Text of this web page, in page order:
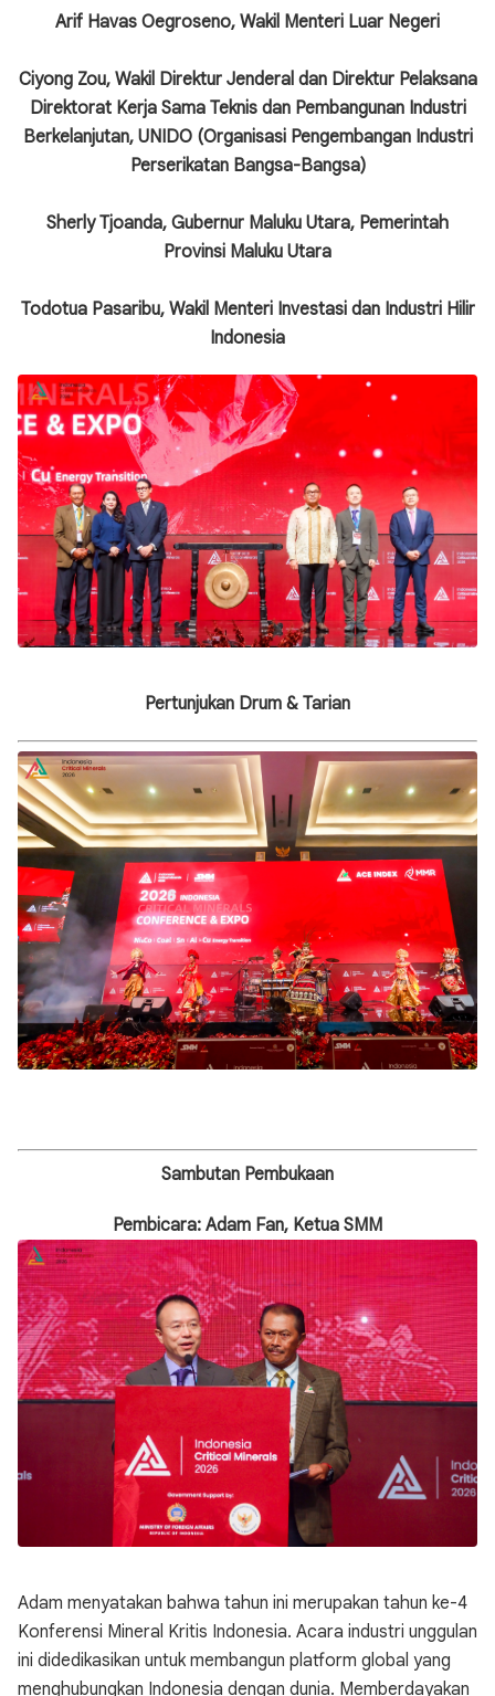
Arif Havas Oegroseno, Wakil Menteri Luar Negeri
Ciyong Zou, Wakil Direktur Jenderal dan Direktur Pelaksana
Direktorat Kerja Sama Teknis dan Pembangunan Industri
Berkelanjutan, UNIDO (Organisasi Pengembangan Industri
Perserikatan Bangsa-Bangsa)
Sherly Tjoanda, Gubernur Maluku Utara, Pemerintah
Provinsi Maluku Utara
Todotua Pasaribu, Wakil Menteri Investasi dan Industri Hilir
Indonesia
Pertunjukan Drum & Tarian
Sambutan Pembukaan
Pembicara: Adam Fan, Ketua SMM
Adam menyatakan bahwa tahun ini merupakan tahun ke-4
Konferensi Mineral Kritis Indonesia. Acara industri unggulan
ini didedikasikan untuk membangun platform global yang
menghubungkan Indonesia dengan dunia. Memberdayakan